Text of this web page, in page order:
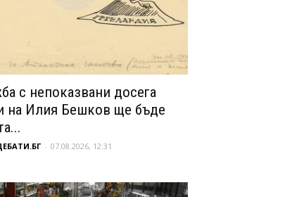
с непоказвани досега
на Илия Бешков ще бъде
- 07.08.2026, 12:31